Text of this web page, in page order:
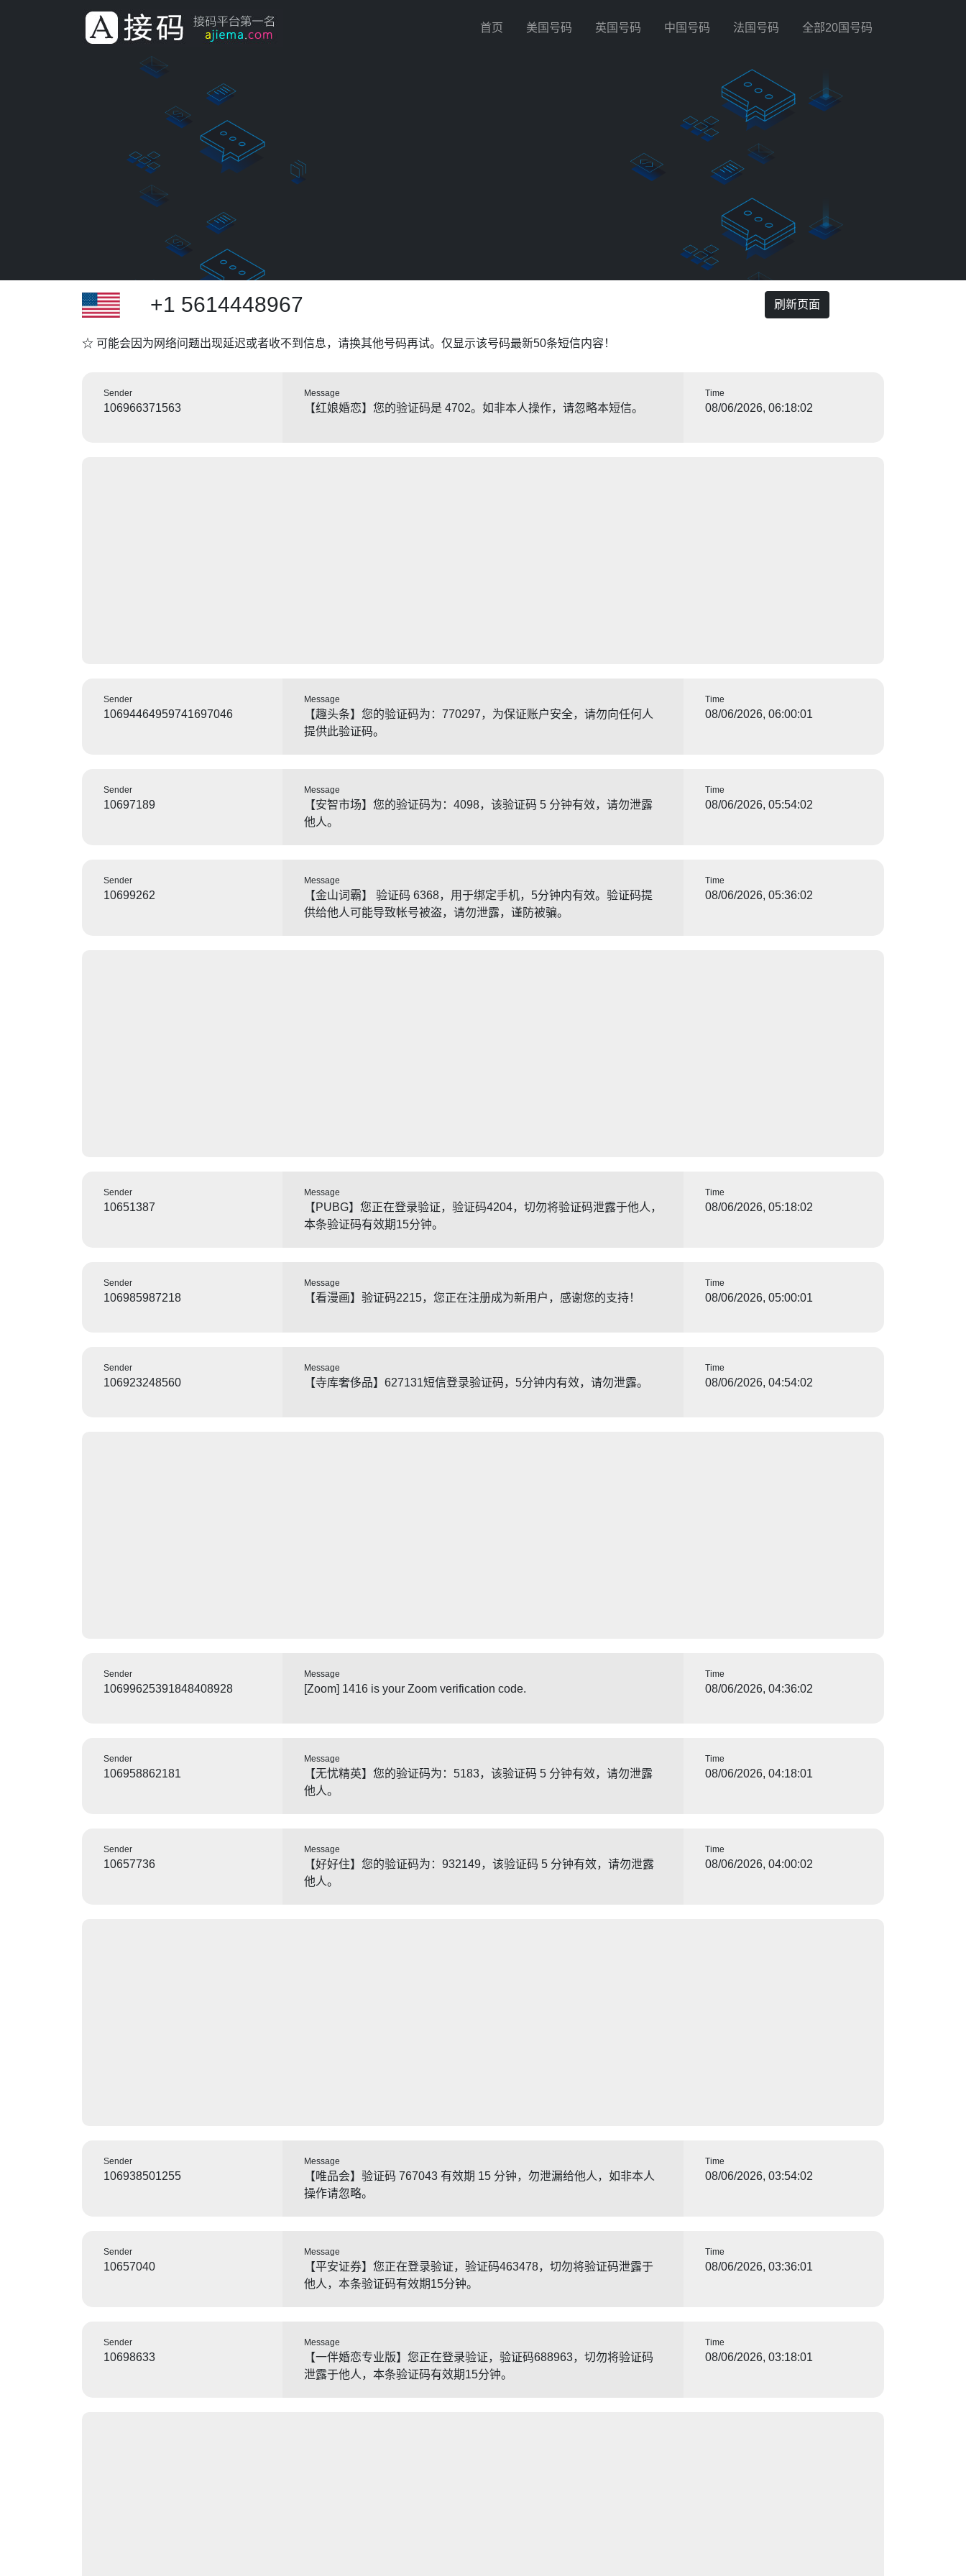
首页 美国号码 英国号码 中国号码 法国号码 全部20国号码
+1 5614448967 刷新页面
☆ 可能会因为网络问题出现延迟或者收不到信息，请换其他号码再试。仅显示该号码最新50条短信内容！
Sender
106966371563
Message
【红娘婚恋】您的验证码是 4702。如非本人操作，请忽略本短信。
Time
08/06/2026, 06:18:02
Sender
10694464959741697046
Message
【趣头条】您的验证码为：770297，为保证账户安全，请勿向任何人
提供此验证码。
Time
08/06/2026, 06:00:01
Sender
10697189
Message
【安智市场】您的验证码为：4098，该验证码 5 分钟有效，请勿泄露
他人。
Time
08/06/2026, 05:54:02
Sender
10699262
Message
【金山词霸】 验证码 6368，用于绑定手机，5分钟内有效。验证码提
供给他人可能导致帐号被盗，请勿泄露，谨防被骗。
Time
08/06/2026, 05:36:02
Sender
10651387
Message
【PUBG】您正在登录验证，验证码4204，切勿将验证码泄露于他人，
本条验证码有效期15分钟。
Time
08/06/2026, 05:18:02
Sender
106985987218
Message
【看漫画】验证码2215，您正在注册成为新用户，感谢您的支持！
Time
08/06/2026, 05:00:01
Sender
106923248560
Message
【寺库奢侈品】627131短信登录验证码，5分钟内有效，请勿泄露。
Time
08/06/2026, 04:54:02
Sender
10699625391848408928
Message
[Zoom] 1416 is your Zoom verification code.
Time
08/06/2026, 04:36:02
Sender
106958862181
Message
【无忧精英】您的验证码为：5183，该验证码 5 分钟有效，请勿泄露
他人。
Time
08/06/2026, 04:18:01
Sender
10657736
Message
【好好住】您的验证码为：932149，该验证码 5 分钟有效，请勿泄露
他人。
Time
08/06/2026, 04:00:02
Sender
106938501255
Message
【唯品会】验证码 767043 有效期 15 分钟，勿泄漏给他人，如非本人
操作请忽略。
Time
08/06/2026, 03:54:02
Sender
10657040
Message
【平安证券】您正在登录验证，验证码463478，切勿将验证码泄露于
他人，本条验证码有效期15分钟。
Time
08/06/2026, 03:36:01
Sender
10698633
Message
【一伴婚恋专业版】您正在登录验证，验证码688963，切勿将验证码
泄露于他人，本条验证码有效期15分钟。
Time
08/06/2026, 03:18:01